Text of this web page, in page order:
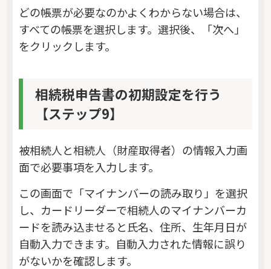
どの帳票が必要なのかよくわからない場合は、
すべての帳票を選択します。選択後、「次へ」
をクリックします。
相続税申告書の初期設定を行う
【ステップ9】
被相続人と相続人（財産取得者）の情報入力画
面で必要事項を入力します。
この画面で「マイナンバーの読み取り」を選択
し、カードリーダーで相続人のマイナンバーカ
ードを読み込ませると氏名、住所、生年月日が
自動入力できます。自動入力された情報に誤り
がないかを確認します。